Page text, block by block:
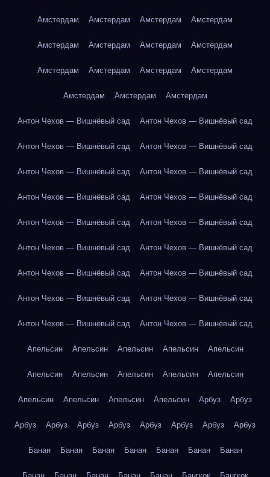
Амстердам Амстердам Амстердам Амстердам
Амстердам Амстердам Амстердам Амстердам
Амстердам Амстердам Амстердам Амстердам
Амстердам Амстердам Амстердам
Антон Чехов — Вишнёвый сад Антон Чехов — Вишнёвый сад
Антон Чехов — Вишнёвый сад Антон Чехов — Вишнёвый сад
Антон Чехов — Вишнёвый сад Антон Чехов — Вишнёвый сад
Антон Чехов — Вишнёвый сад Антон Чехов — Вишнёвый сад
Антон Чехов — Вишнёвый сад Антон Чехов — Вишнёвый сад
Антон Чехов — Вишнёвый сад Антон Чехов — Вишнёвый сад
Антон Чехов — Вишнёвый сад Антон Чехов — Вишнёвый сад
Антон Чехов — Вишнёвый сад Антон Чехов — Вишнёвый сад
Антон Чехов — Вишнёвый сад Антон Чехов — Вишнёвый сад
Апельсин Апельсин Апельсин Апельсин Апельсин
Апельсин Апельсин Апельсин Апельсин Апельсин
Апельсин Апельсин Апельсин Апельсин Арбуз Арбуз
Арбуз Арбуз Арбуз Арбуз Арбуз Арбуз Арбуз Арбуз
Банан Банан Банан Банан Банан Банан Банан